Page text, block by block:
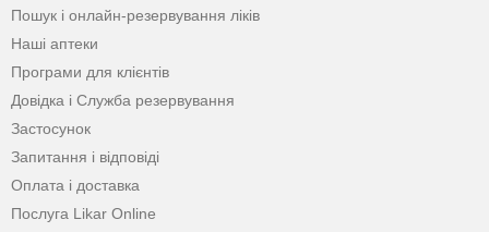
Пошук і онлайн-резервування ліків
Наші аптеки
Програми для клієнтів
Довідка і Служба резервування
Застосунок
Запитання і відповіді
Оплата і доставка
Послуга Likar Online